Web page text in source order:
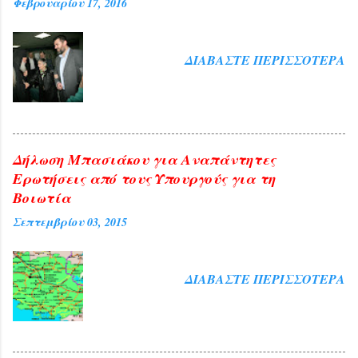
ΔΙΑΒΆΣΤΕ ΠΕΡΙΣΣΌΤΕΡΑ
Δήλωση Μπασιάκου για Αναπάντητες
Ερωτήσεις από τους Υπουργούς για τη
Βοιωτία
Σεπτεμβρίου 03, 2015
ΔΙΑΒΆΣΤΕ ΠΕΡΙΣΣΌΤΕΡΑ